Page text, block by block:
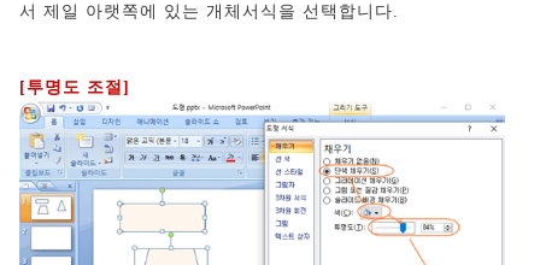
서 제일 아랫쪽에 있는 개체서식을 선택합니다.
[투명도 조절]